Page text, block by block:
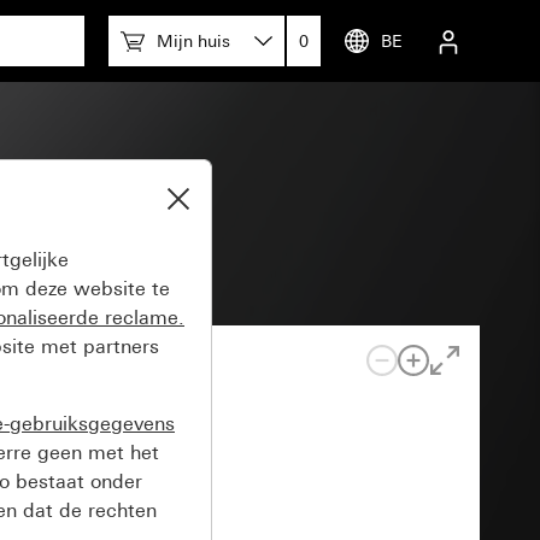
Mijn huis 0 BE
deze website te
reclame.
met partners
gebruiksgegevens
geen met het
bestaat onder
dat de rechten